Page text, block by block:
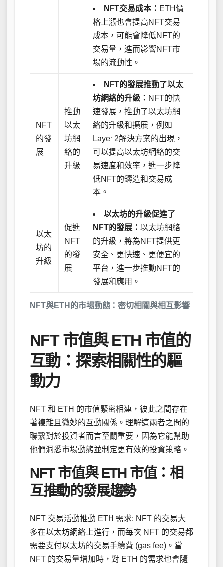
NFT與ETH的市場動態：密切相關與相互影響
NFT交易成本： ETH價
格上漲也會提高NFT交易
成本，可能會降低NFT的
交易量，進而影響NFT市
場的流動性。
NFT
的發
展
推動
以太
坊網
絡的
升級
NFT的發展推動了以太
坊網絡的升級： NFT的快
速發展，推動了以太坊網
絡的升級和擴展，例如
Layer 2解決方案的出現，
可以提高以太坊網絡的交
易速度和效率，進一步降
低NFT的鑄造和交易成
本。
以太
坊的
升級
促進
NFT
的發
展
以太坊的升級促進了
NFT的發展：以太坊網絡
的升級，將為NFT提供更
安全、更快速、更便宜的
平台，進一步推動NFT的
發展和應用。
NFT 市值與 ETH 市值的
互動：探索相關性的驅
動力
NFT 和 ETH 的市值緊密相連，彼此之間存在
著複雜且微妙的互動關係。理解這兩者之間的
聯繫對於投資者而言至關重要，因為它能幫助
他們洞悉市場動態並制定更有效的投資策略。
NFT 市值與 ETH 市值：相
互推動的發展趨勢
NFT 交易活動推動 ETH 需求: NFT 的交易大
多在以太坊網絡上進行，而每次 NFT 的交易都
需要支付以太坊的交易手續費 (gas fee)。當
NFT 的交易量增加時，對 ETH 的需求也會隨